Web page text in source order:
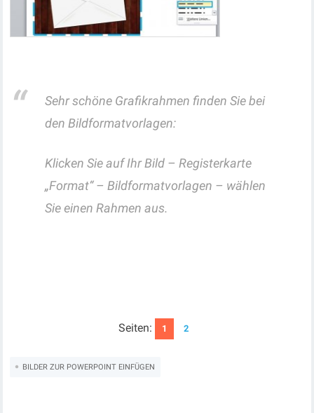
Sehr schöne Grafikrahmen finden Sie bei
den Bildformatvorlagen:
Klicken Sie auf Ihr Bild – Registerkarte
„Format“ – Bildformatvorlagen – wählen
Sie einen Rahmen aus.
Seiten: 1 2
BILDER ZUR POWERPOINT EINFÜGEN